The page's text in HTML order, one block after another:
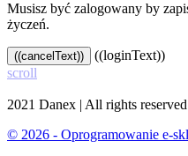
Musisz być zalogowany by
życzeń.
((cancelText))
((loginText))
scroll
2021 Danex | All rights reserved
© 2026 - Oprogramowanie e-